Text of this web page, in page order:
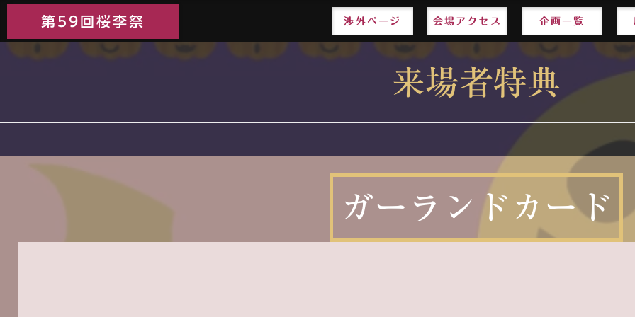
第59回桜李祭 渉外ページ 会場アクセス 企画一覧
第59回桜李祭 渉外ページ 会場アクセス 企画一覧
来場者特典
ガーランドカード